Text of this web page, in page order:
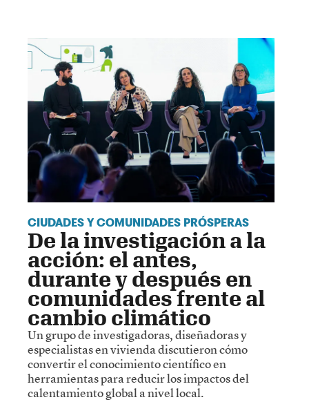
CIUDADES Y COMUNIDADES PRÓSPERAS
De la investigación a la
acción: el antes,
durante y después en
comunidades frente al
cambio climático
Un grupo de investigadoras, diseñadoras y
especialistas en vivienda discutieron cómo
convertir el conocimiento científico en
herramientas para reducir los impactos del
calentamiento global a nivel local.